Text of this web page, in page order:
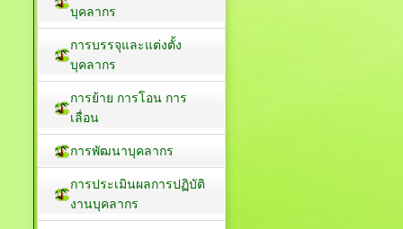
บุคลากร
การบรรจุและแต่งตั้ง
บุคลากร
การย้าย การโอน การ
เลื่อน
การพัฒนาบุคลากร
การประเมินผลการปฏิบัติ
งานบุคลากร